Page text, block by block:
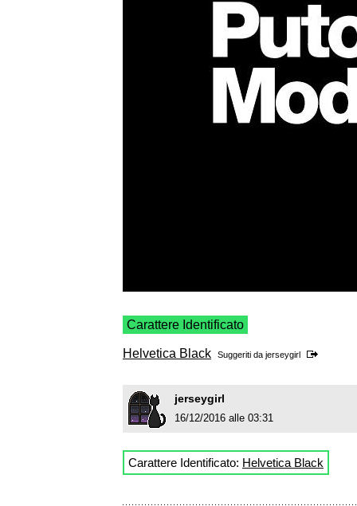
Carattere Identificato
Helvetica Black Suggeriti da jerseygirl
jerseygirl
16/12/2016 alle 03:31
Carattere Identificato: Helvetica Black